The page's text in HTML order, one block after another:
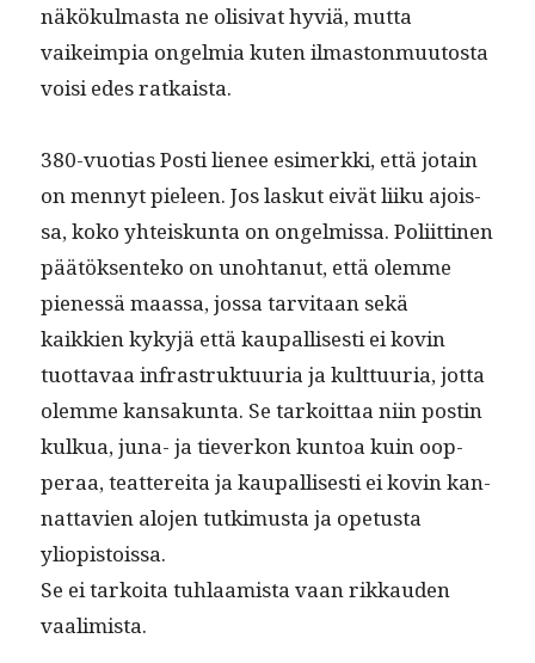
näkökul­mas­ta ne oli­si­vat hyviä, mut­ta
vaikeimpia ongelmia kuten ilmas­ton­muu­tos­ta
voisi edes ratkaista.
380-vuo­tias Posti lie­nee esimerk­ki, että jotain
on men­nyt pieleen. Jos laskut eivät liiku ajois­
sa, koko yhteiskun­ta on ongelmis­sa. Poli­it­ti­nen
päätök­sen­teko on uno­htanut, että olemme
pienessä maas­sa, jos­sa tarvi­taan sekä
kaikkien kykyjä että kau­pal­lis­es­ti ei kovin
tuot­tavaa infra­struk­tu­uria ja kult­tuuria, jot­ta
olemme kansakun­ta. Se tarkoit­taa niin postin
kulkua, juna- ja tiev­erkon kun­toa kuin oop­
per­aa, teat­tere­i­ta ja kau­pal­lis­es­ti ei kovin kan­
nat­tavien alo­jen tutkimus­ta ja ope­tus­ta
yliopistoissa.
Se ei tarkoi­ta tuh­laamista vaan rikkau­den
vaalimista.